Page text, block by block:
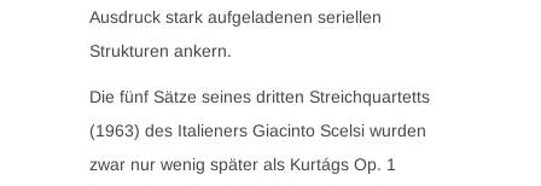
Ausdruck stark aufgeladenen seriellen
Strukturen ankern.
Die fünf Sätze seines dritten Streichquartetts
(1963) des Italieners Giacinto Scelsi wurden
zwar nur wenig später als Kurtágs Op. 1